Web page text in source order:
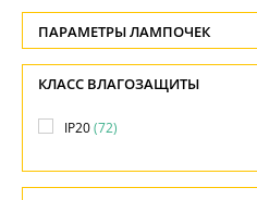
-
Ширина, см
-
Диаметр, см
Декоративный(5)
Конус(6)
Овал(2)
Полукруг
ЦВЕТ АРМАТУРЫ
Белый(4)
ПАРАМЕТРЫ ЛАМПОЧЕК
Количество ламп
-
Общая мощность ламп
-
КЛАСС ВЛАГОЗАЩИТЫ
IP20(72)